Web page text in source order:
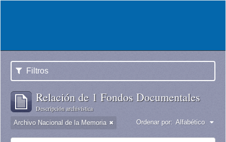
Filtros
Relación de 1 Fondos Documentales
Descripción archivística
Archivo Nacional de la Memoria Ordenar por: Alfabético